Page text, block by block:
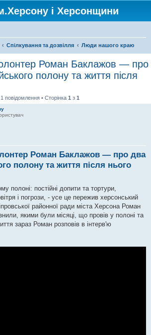
і Херсонщини
Спілкування та дозвілля Люди нашого краю
Роман Баклажов — про
полону та життя після
1 повідомлення • Сторінка 1 з 1
Роман Баклажов — про два
полону та життя після нього
полоні: постійні допити та тортури,
і погрози, - усе це пережив херсонський
районної ради міста Херсона Роман
якими були місяці, що провів у полоні та
зараз Роман розповів в інтерв'ю